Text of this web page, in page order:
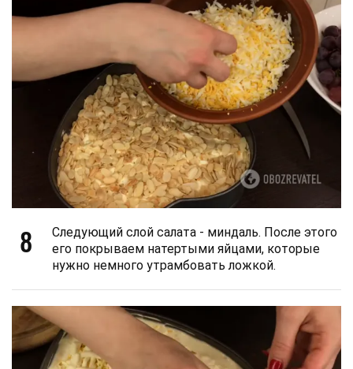
8
Следующий слой салата - миндаль. После этого
его покрываем натертыми яйцами, которые
нужно немного утрамбовать ложкой.